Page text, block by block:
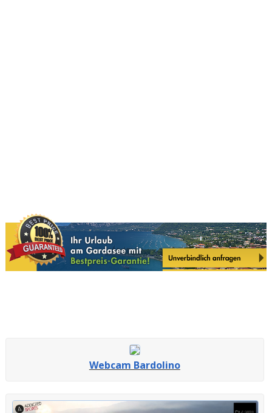
Webcam Bardolino